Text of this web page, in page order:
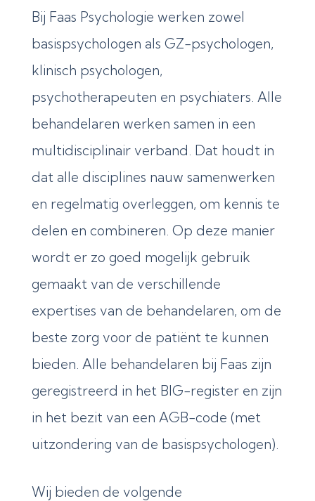
Bij Faas Psychologie werken zowel
basispsychologen als GZ-psychologen,
klinisch psychologen,
psychotherapeuten en psychiaters. Alle
behandelaren werken samen in een
multidisciplinair verband. Dat houdt in
dat alle disciplines nauw samenwerken
en regelmatig overleggen, om kennis te
delen en combineren. Op deze manier
wordt er zo goed mogelijk gebruik
gemaakt van de verschillende
expertises van de behandelaren, om de
beste zorg voor de patiënt te kunnen
bieden. Alle behandelaren bij Faas zijn
geregistreerd in het BIG-register en zijn
in het bezit van een AGB-code (met
uitzondering van de basispsychologen).
Wij bieden de volgende